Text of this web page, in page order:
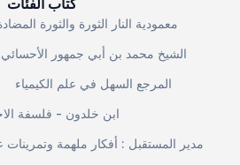
كتاب الفئات
معمودية النار الثورة والثورة
الشيخ محمد بن أبي جمهور
المرجع السهل في علم الكيمياء
ابن خلدون - فلسفة
مدير المستقبل : أفكار ملهمة وتمرينات